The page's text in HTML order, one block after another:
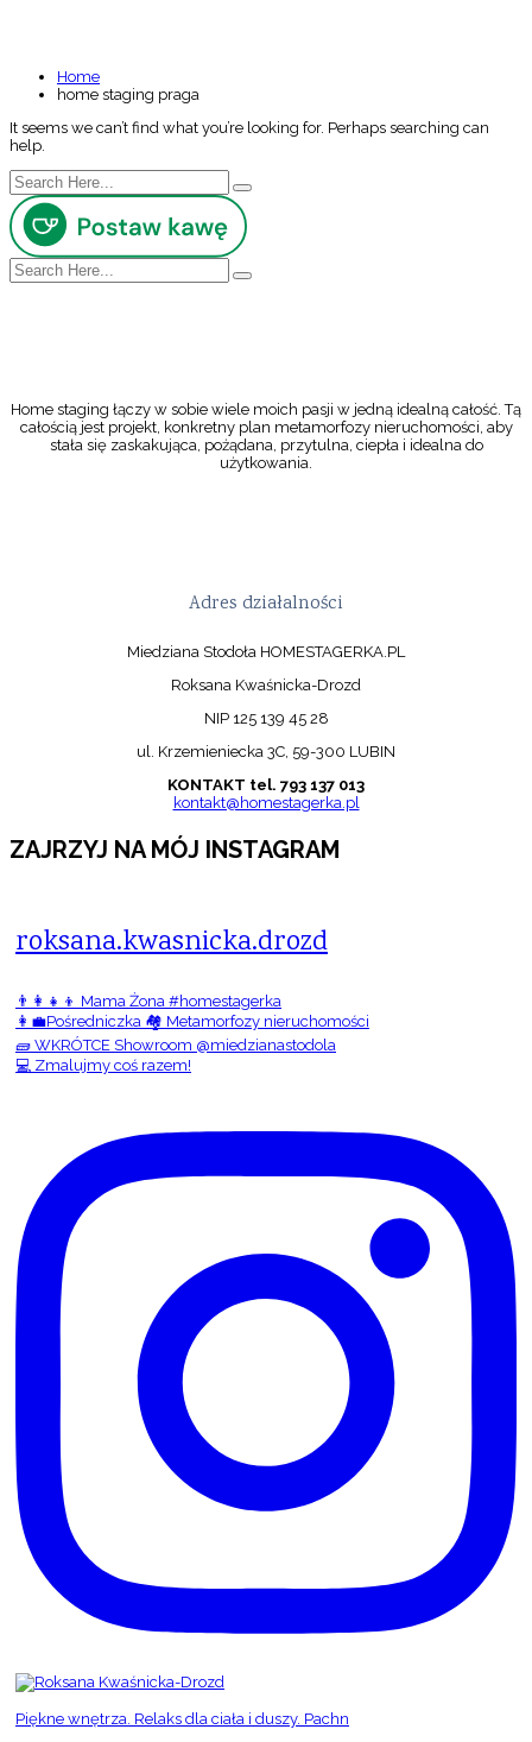
Home
home staging praga
It seems we can’t find what you’re looking for. Perhaps searching can
help.
Home staging łączy w sobie wiele moich pasji w jedną idealną całość. Tą
całością jest projekt, konkretny plan metamorfozy nieruchomości, aby
stała się zaskakująca, pożądana, przytulna, ciepła i idealna do
użytkowania.
Adres działalności
Miedziana Stodoła HOMESTAGERKA.PL
Roksana Kwaśnicka-Drozd
NIP 125 139 45 28
ul. Krzemieniecka 3C, 59-300 LUBIN
KONTAKT tel. 793 137 013
kontakt@homestagerka.pl
ZAJRZYJ NA MÓJ INSTAGRAM
roksana.kwasnicka.drozd
👨‍👩‍👧‍👦 Mama Żona #homestagerka
👩‍💼Pośredniczka 🏘️ Metamorfozy nieruchomości
🧱 WKRÓTCE Showroom @miedzianastodola
💻 Zmalujmy coś razem!
Piękne wnętrza. Relaks dla ciała i duszy. Pachn